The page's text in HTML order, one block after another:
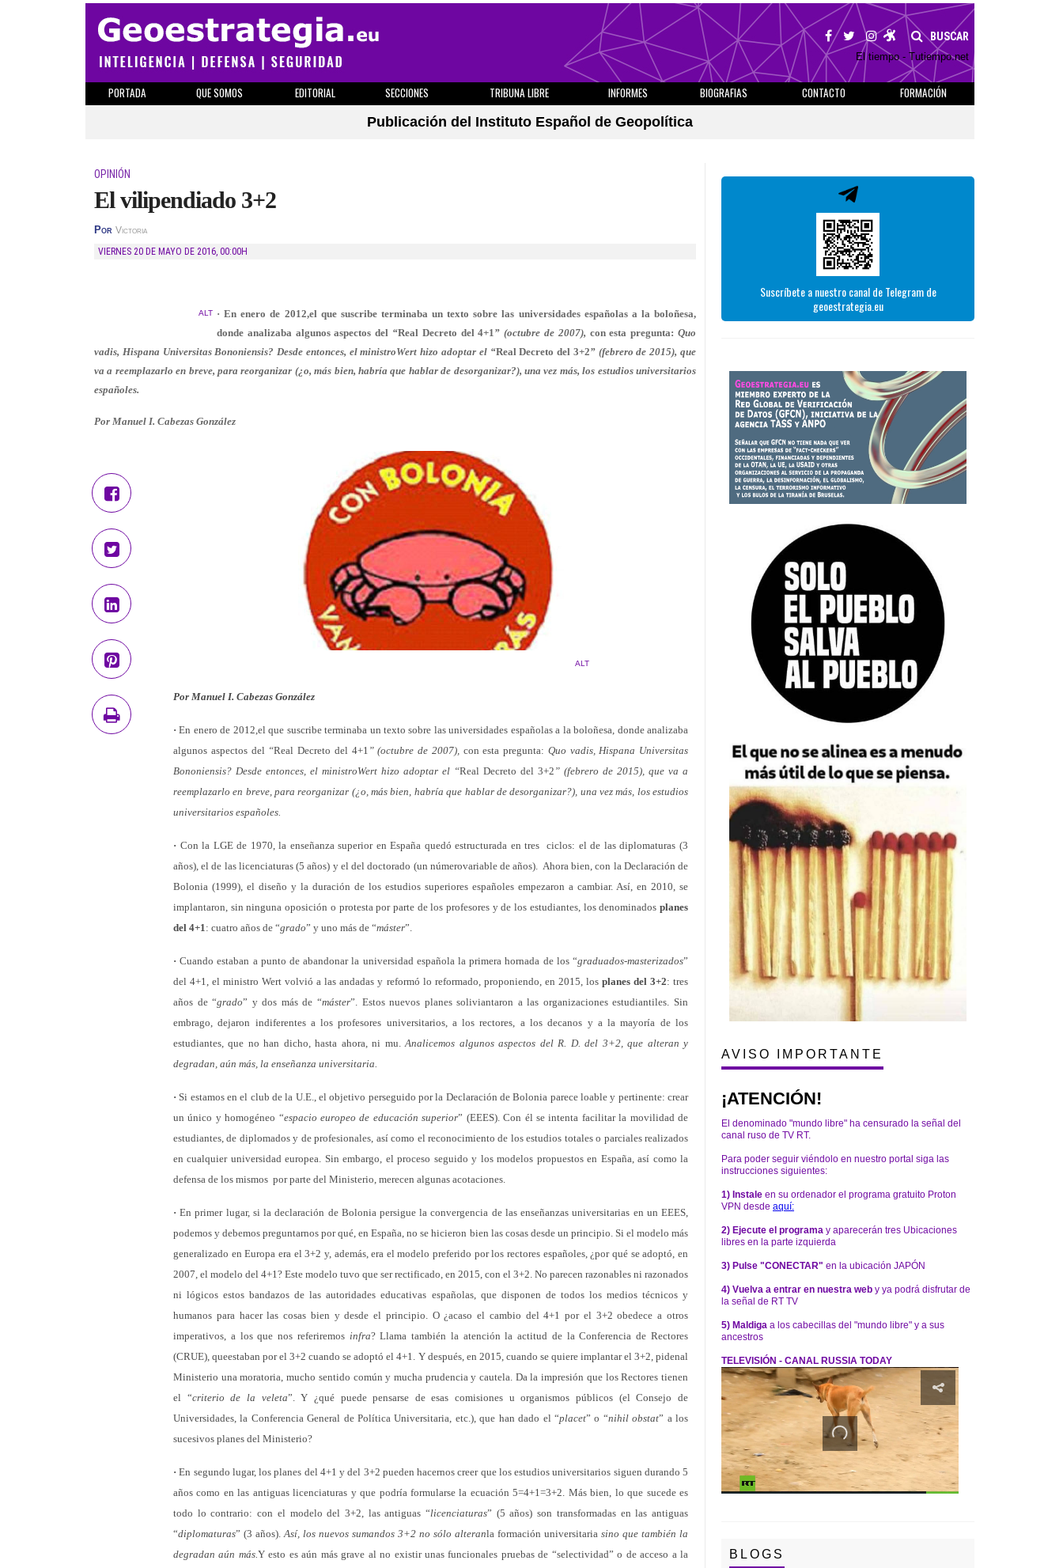
BUSCAR
El tiempo - Tutiempo.net
PORTADA QUE SOMOS EDITORIAL SECCIONES TRIBUNA LIBRE INFORMES BIOGRAFIAS CONTACTO
FORMACIÓN
Publicación del Instituto Español de Geopolítica
OPINIÓN
El vilipendiado 3+2
Por Victoria
VIERNES 20 DE MAYO DE 2016, 00:00H
ALT ·En enero de 2012,el que suscribe terminaba un texto sobre las universidades españolas a la boloñesa,
donde analizaba algunos aspectos del “Real Decreto del 4+1” (octubre de 2007), con esta pregunta:Quo
vadis, Hispana Universitas Bononiensis? Desde entonces, el ministroWert hizo adoptar el “Real Decreto del 3+2”(febrero de 2015), que
va a reemplazarlo en breve, para reorganizar (¿o, más bien, habría que hablar de desorganizar?), una vez más, los estudios universitarios
españoles.
Por Manuel I. Cabezas González
ALT
Por Manuel I. Cabezas González
·En enero de 2012,el que suscribe terminaba un texto sobre las universidades españolas a la boloñesa, donde analizaba
algunos aspectos del “Real Decreto del 4+1 ” (octubre de 2007),con esta pregunta: Quo vadis, Hispana Universitas
Bononiensis? Desde entonces, el ministroWert hizo adoptar el “Real Decreto del 3+2 ” (febrero de 2015), que va a
reemplazarlo en breve, para reorganizar (¿o, más bien, habría que hablar de desorganizar?), una vez más, los estudios
universitarios españoles.
· Con la LGE de 1970, la enseñanza superior en España quedó estructurada en tres ciclos: el de las diplomaturas (3
años), el de las licenciaturas (5 años) y el del doctorado (un númerovariable de años). Ahora bien, con la Declaración de
Bolonia (1999), el diseño y la duración de los estudios superiores españoles empezaron a cambiar. Así, en 2010, se
implantaron, sin ninguna oposición o protesta por parte de los profesores y de los estudiantes, los denominados planes
del 4+1: cuatro años de “grado” y uno más de “máster”.
·Cuando estaban a punto de abandonar la universidad española la primera hornada de los “graduados-masterizados”
del 4+1, el ministro Wert volvió a las andadas y reformó lo reformado, proponiendo, en 2015, los planes del 3+2: tres
años de “grado” y dos más de “máster”. Estos nuevos planes soliviantaron a las organizaciones estudiantiles. Sin
embrago, dejaron indiferentes a los profesores universitarios, a los rectores, a los decanos y a la mayoría de los
estudiantes, que no han dicho, hasta ahora, ni mu.Analicemos algunos aspectos del R. D. del 3+2, que alteran y
degradan, aún más, la enseñanza universitaria.
· Si estamos en el club de la U.E., el objetivo perseguido por la Declaración de Bolonia parece loable y pertinente: crear
un único y homogéneo “espacio europeo de educación superior” (EEES). Con él se intenta facilitar la movilidad de
estudiantes, de diplomados y de profesionales, así como el reconocimiento de los estudios totales o parciales realizados
en cualquier universidad europea. Sin embargo, el proceso seguido y los modelos propuestos en España, así como la
defensa de los mismos por parte del Ministerio, merecen algunas acotaciones.
· En primer lugar, si la declaración de Bolonia persigue la convergencia de las enseñanzas universitarias en un EEES,
podemos y debemos preguntarnos por qué, en España, no se hicieron bien las cosas desde un principio. Si el modelo más
generalizado en Europa era el 3+2 y, además, era el modelo preferido por los rectores españoles, ¿por qué se adoptó, en
2007, el modelo del 4+1? Este modelo tuvo que ser rectificado, en 2015, con el 3+2. No parecen razonables ni razonados
ni lógicos estos bandazos de las autoridades educativas españolas, que disponen de todos los medios técnicos y
humanos para hacer las cosas bien y desde el principio. O ¿acaso el cambio del 4+1 por el 3+2 obedece a otros
imperativos, a los que nos referiremos infra? Llama también la atención la actitud de la Conferencia de Rectores
(CRUE), queestaban por el 3+2 cuando se adoptó el 4+1. Y después, en 2015, cuando se quiere implantar el 3+2, pidenal
Ministerio una moratoria, mucho sentido común y mucha prudencia y cautela. Da la impresión que los Rectores tienen
el “criterio de la veleta”. Y ¿qué puede pensarse de esas comisiones u organismos públicos (el Consejo de
Universidades, la Conferencia General de Política Universitaria, etc.), que han dado el “placet” o “nihil obstat” a los
sucesivos planes del Ministerio?
· En segundo lugar, los planes del 4+1 y del 3+2 pueden hacernos creer que los estudios universitarios siguen durando 5
años como en las antiguas licenciaturas y que podría formularse la ecuación 5=4+1=3+2. Más bien, lo que sucede es
todo lo contrario: con el modelo del 3+2, las antiguas “licenciaturas” (5 años) son transformadas en las antiguas
“diplomaturas” (3 años).Así, los nuevos sumandos 3+2 no sólo alteranla formación universitaria sino que también la
degradan aún más.Y esto es aún más grave al no existir unas funcionales pruebas de “selectividad” o de acceso a la
Suscríbete a nuestro canal de Telegram de
geoestrategia.eu
AVISO IMPORTANTE
¡ATENCIÓN!
El denominado "mundo libre" ha censurado la señal del
canal ruso de TV RT.
Para poder seguir viéndolo en nuestro portal siga las
instrucciones siguientes:
1) Instale en su ordenador el programa gratuito Proton
VPN desde aquí:
2) Ejecute el programa y aparecerán tres Ubicaciones
libres en la parte izquierda
3) Pulse "CONECTAR" en la ubicación JAPÓN
4) Vuelva a entrar en nuestra web y ya podrá disfrutar de
la señal de RT TV
5) Maldiga a los cabecillas del "mundo libre" y a sus
ancestros
TELEVISIÓN - CANAL RUSSIA TODAY
BLOGS